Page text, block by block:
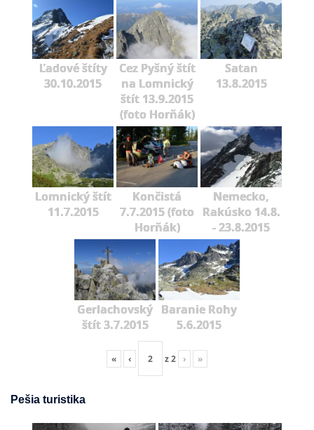
Ľadové štíty
30.10.2015
Cez Pyšný štít
na Lomnický
štít 13.9.2015
(foto Horňák)
Satan
13.8.2015
Lomnický štít
11.7.2015
Končistá
7.7.2015 (foto
Horňák)
Nemecko,
Rakúsko 14.8.
- 23.8.2015
Gerlachovský
štít 3.7.2015
Baranie Rohy
5.6.2015
« ‹ z2 › »
Pešia turistika